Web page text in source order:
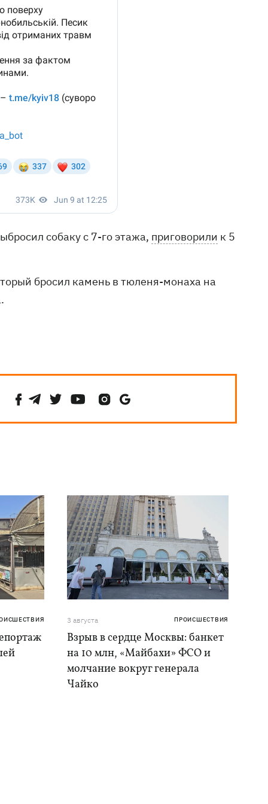
собаку с 7-го этажа, приговорили к 5
бросил камень в тюленя-монаха на
3 августа ПРОИСШЕСТВИЯ
Взрыв в сердце Москвы: банкет
на 10 млн, «Майбахи» ФСО и
молчание вокруг генерала
Чайко